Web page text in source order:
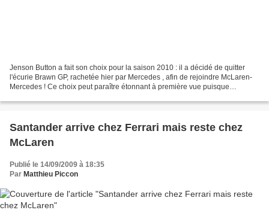
Jenson Button a fait son choix pour la saison 2010 : il a décidé de quitter
l'écurie Brawn GP, rachetée hier par Mercedes , afin de rejoindre McLaren-
Mercedes ! Ce choix peut paraître étonnant à première vue puisque
Santander arrive chez Ferrari mais reste chez
McLaren
Publié le 14/09/2009 à 18:35
Par Matthieu Piccon